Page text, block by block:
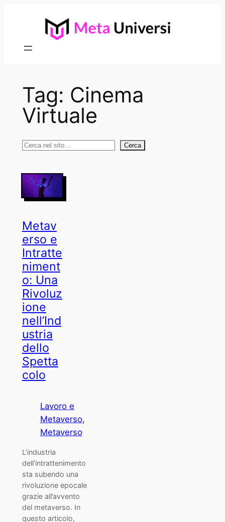
Tag: Cinema
Virtuale
Cerca Cerca
Metav
erso e
Intratte
niment
o: Una
Rivoluz
ione
nell’Ind
ustria
dello
Spetta
colo
Lavoro e
Metaverso
Metaverso
L’industria
dell’intrattenimento
sta subendo una
rivoluzione epocale
grazie all’avvento
del metaverso. In
questo articolo,